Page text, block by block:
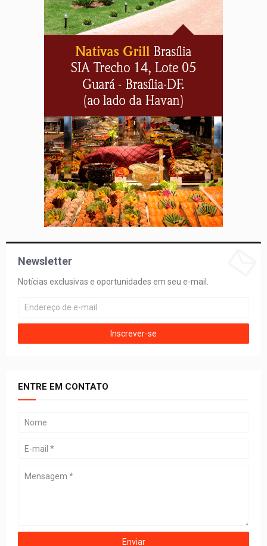
Newsletter
Notícias exclusivas e oportunidades em seu e-mail.
ENTRE EM CONTATO